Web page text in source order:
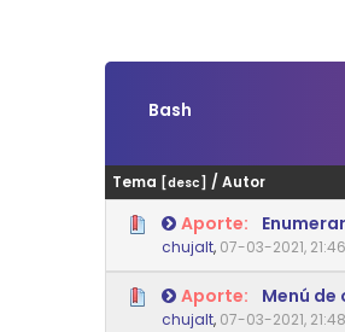
Bash
Tema [desc] / Autor
Aporte:
chujalt, 07-03-2021, 21:46
0
Aporte: Menú de
chujalt, 07-03-2021, 21:48
0